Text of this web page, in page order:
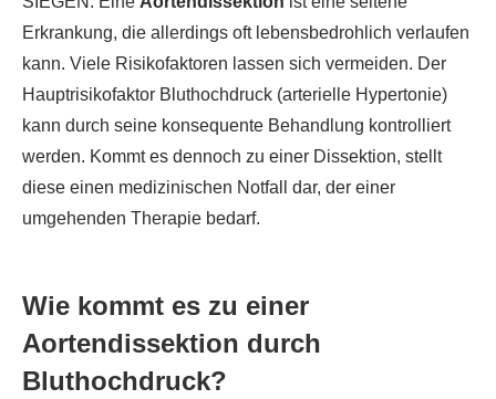
Erkrankung, die allerdings oft lebensbedrohlich verlaufen
kann. Viele Risikofaktoren lassen sich vermeiden. Der
Hauptrisikofaktor Bluthochdruck (arterielle Hypertonie)
kann durch seine konsequente Behandlung kontrolliert
werden. Kommt es dennoch zu einer Dissektion, stellt
diese einen medizinischen Notfall dar, der einer
umgehenden Therapie bedarf.
Wie kommt es zu einer
Aortendissektion durch
Bluthochdruck?